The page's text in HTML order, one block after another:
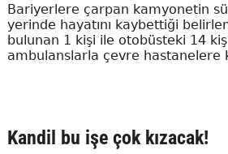
Bariyerlere çarpan kamyonetin
yerinde hayatını kaybettiği
bulunan 1 kişi ile otobüsteki 14
ambulanslarla çevre hastanelere
Kandil bu işe çok kızacak!